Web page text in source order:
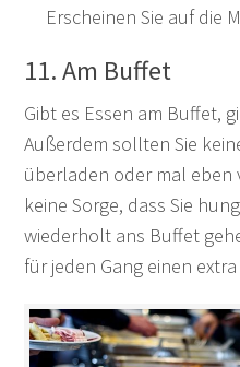
Erscheinen Sie auf die
11. Am Buffet
Gibt es Essen am Buffet,
Außerdem sollten Sie
überladen oder mal eben
keine Sorge, dass Sie
wiederholt ans Buffet
für jeden Gang einen